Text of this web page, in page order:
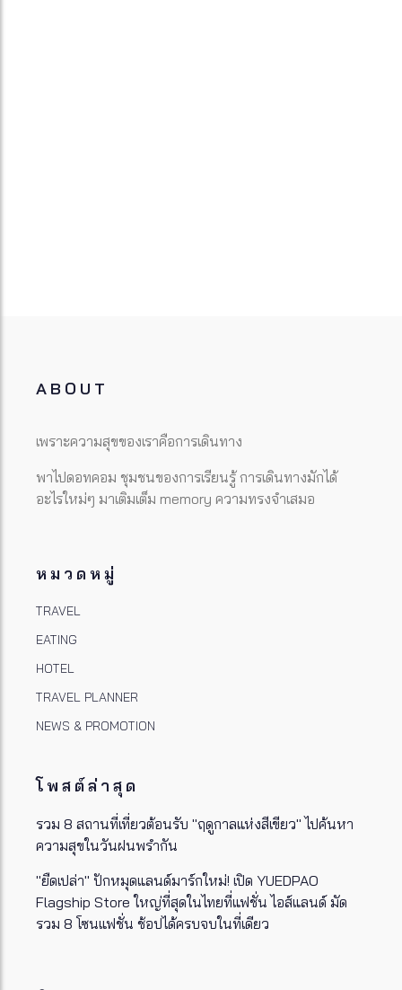
ABOUT
เพราะความสุขของเราคือการเดินทาง
พาไปดอทคอม ชุมชนของการเรียนรู้ การเดินทางมักได้
อะไรใหม่ๆ มาเติมเต็ม memory ความทรงจำเสมอ
หมวดหมู่
TRAVEL
EATING
HOTEL
TRAVEL PLANNER
NEWS & PROMOTION
โพสต์ล่าสุด
รวม 8 สถานที่เที่ยวต้อนรับ "ฤดูกาลแห่งสีเขียว" ไปค้นหา
ความสุขในวันฝนพรำกัน
"ยืดเปล่า" ปักหมุดแลนด์มาร์กใหม่! เปิด YUEDPAO
Flagship Store ใหญ่ที่สุดในไทยที่แฟชั่น ไอส์แลนด์ มัด
รวม 8 โซนแฟชั่น ช้อปได้ครบจบในที่เดียว